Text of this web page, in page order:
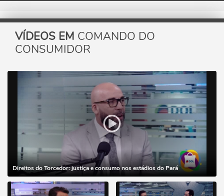
VÍDEOS EM COMANDO DO
CONSUMIDOR
Direitos do Torcedor: justiça e consumo nos estádios do Pará